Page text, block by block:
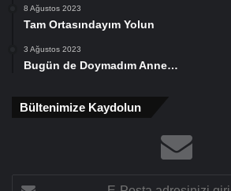
8 Ağustos 2023
Tam Ortasındayım Yolun
3 Ağustos 2023
Bugün de Doymadım Anne…
Bültenimize Kaydolun